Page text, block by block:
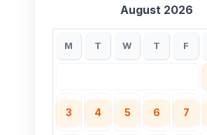
August 2026
M T W T F
3 4 5 6 7